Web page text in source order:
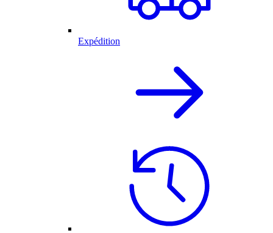
Expédition